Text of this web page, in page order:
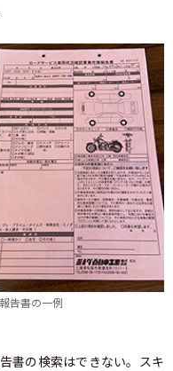
告書の一例
書の検索はできない。スキ